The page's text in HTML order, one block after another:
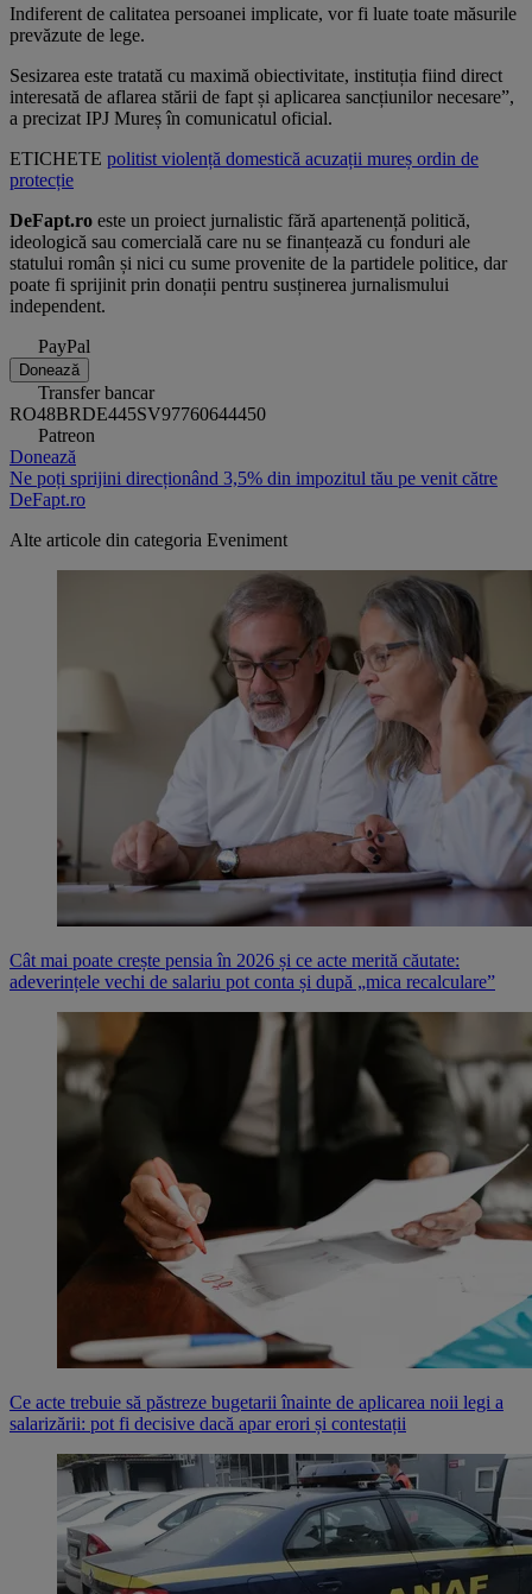
Indiferent de calitatea persoanei implicate, vor fi luate toate măsurile
prevăzute de lege.
Sesizarea este tratată cu maximă obiectivitate, instituția fiind direct
interesată de aflarea stării de fapt și aplicarea sancțiunilor necesare”,
a precizat IPJ Mureș în comunicatul oficial.
ETICHETE politistviolență domestică acuzații mureș ordin de
protecție
DeFapt.ro este un proiect jurnalistic fără apartenență politică,
ideologică sau comercială care nu se finanțează cu fonduri ale
statului român și nici cu sume provenite de la partidele politice, dar
poate fi sprijinit prin donații pentru susținerea jurnalismului
independent.
PayPal
Donează
Transfer bancar
RO48BRDE445SV97760644450
Patreon
Donează
Ne poți sprijini direcționând 3,5% din impozitul tău pe venit către
DeFapt.ro
Alte articole din categoria Eveniment
Cât mai poate crește pensia în 2026 și ce acte merită căutate:
adeverințele vechi de salariu pot conta și după „mica recalculare”
Ce acte trebuie să păstreze bugetarii înainte de aplicarea noii legi a
salarizării: pot fi decisive dacă apar erori și contestații